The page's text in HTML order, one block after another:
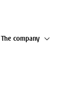
The company